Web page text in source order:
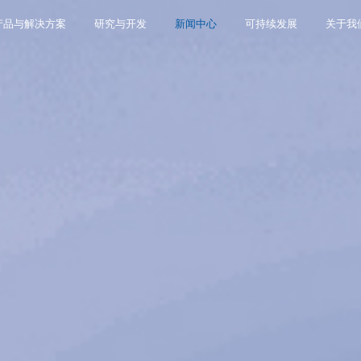
品与解决方案 研究与开发 新闻中心 可持续发展 关于我